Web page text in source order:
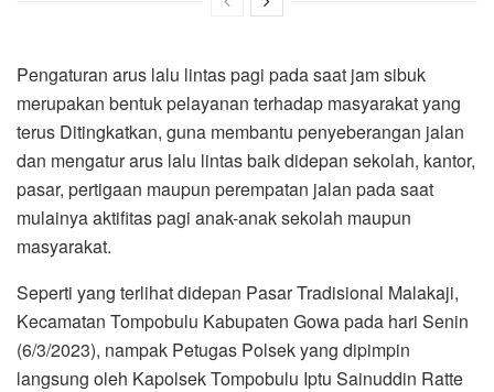
Pengaturan arus lalu lintas pagi pada saat jam sibuk
merupakan bentuk pelayanan terhadap masyarakat yang
terus Ditingkatkan, guna membantu penyeberangan jalan
dan mengatur arus lalu lintas baik didepan sekolah, kantor,
pasar, pertigaan maupun perempatan jalan pada saat
mulainya aktifitas pagi anak-anak sekolah maupun
masyarakat.
Seperti yang terlihat didepan Pasar Tradisional Malakaji,
Kecamatan Tompobulu Kabupaten Gowa pada hari Senin
(6/3/2023), nampak Petugas Polsek yang dipimpin
langsung oleh Kapolsek Tompobulu Iptu Sainuddin Ratte